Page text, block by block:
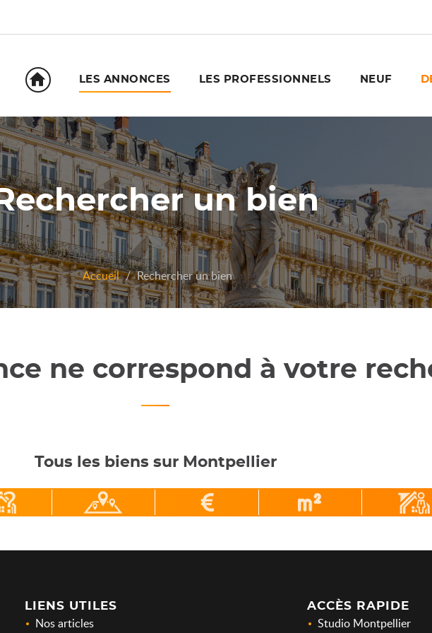
󰋜 LES ANNONCES LES PROFESSIONNELS NEUF
un bien
Accueil Rechercher un bien
ne correspond à votre
Tous les biens sur Montpellier
ACCÈS RAPIDE
Studio Montpellier
LIENS UTILES
Nos articles